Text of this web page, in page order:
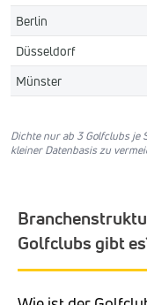
Berlin
Düsseldorf
Münster
Dichte nur ab 3 Golfclubs je
kleiner Datenbasis zu
Golfclubs gibt